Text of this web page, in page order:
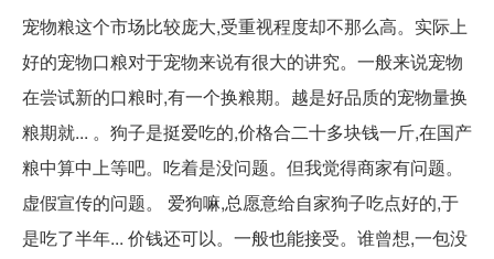
宠物粮这个市场比较庞大,受重视程度却不那么高。实际上
好的宠物口粮对于宠物来说有很大的讲究。一般来说宠物
在尝试新的口粮时,有一个换粮期。越是好品质的宠物量换
粮期就... 。狗子是挺爱吃的,价格合二十多块钱一斤,在国产
粮中算中上等吧。吃着是没问题。但我觉得商家有问题。
虚假宣传的问题。 爱狗嘛,总愿意给自家狗子吃点好的,于
是吃了半年... 价钱还可以。一般也能接受。谁曾想,一包没